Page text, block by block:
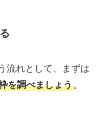
流れとして、まずは
を調べましょう。